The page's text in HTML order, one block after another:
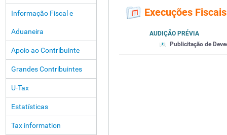
Informação Fiscal e
Aduaneira
Apoio ao Contribuinte
Grandes Contribuintes
U-Tax
Estatísticas
Tax information
Execuções Fiscais
AUDIÇÃO PRÉVIA
Publicitação de